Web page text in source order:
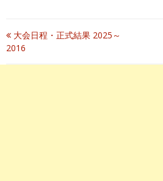
投
稿
大会日程・正式結果 2025～
2016